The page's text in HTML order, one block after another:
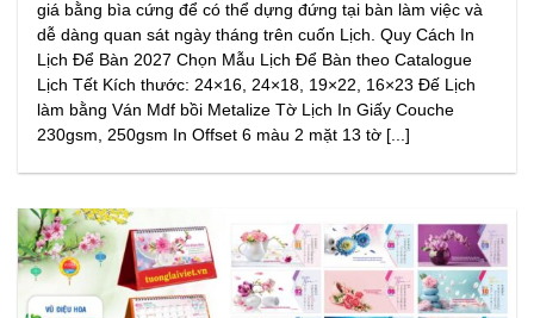
giá bằng bìa cứng để có thể dựng đứng tại bàn làm việc và
dễ dàng quan sát ngày tháng trên cuốn Lịch. Quy Cách In
Lịch Để Bàn 2027 Chọn Mẫu Lịch Để Bàn theo Catalogue
Lịch Tết Kích thước: 24×16, 24×18, 19×22, 16×23 Đế Lịch
làm bằng Ván Mdf bồi Metalize Tờ Lịch In Giấy Couche
230gsm, 250gsm In Offset 6 màu 2 mặt 13 tờ [...]